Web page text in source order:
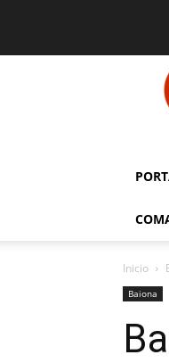
Inicio
Baiona